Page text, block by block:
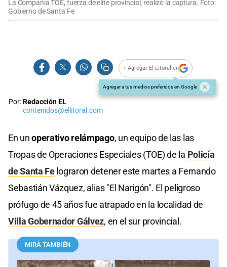
La Compañía TOE, fuerza de elite provincial, realizó la captura. Foto:
Gobierno de Santa Fe
+ Agregar El Litoral en
Agregar a tus medios preferidos en Google
Por:Redacción EL
contenidos@ellitoral.com
En unoperativo relámpago, un equipo de las las
Tropas de Operaciones Especiales (TOE) de la Policía
de Santa Felograron detener este martes a Fernando
Sebastián Vázquez, alias "El Narigón". El peligroso
prófugo de 45 años fue atrapado en la localidad de
Villa Gobernador Gálvez, en el sur provincial.
MIRÁ TAMBIÉN